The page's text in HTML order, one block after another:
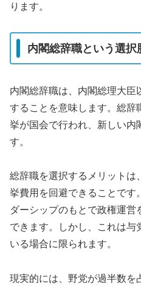
ります。
内閣総辞職という選択
内閣総辞職は、内閣総理大
することを意味します。総辞
挙が国会で行われ、新しい内
す。
総辞職を選択するメリットは
挙費用を回避できることです
ダーシップのもとで政権運営
できます。しかし、これは与
いる場合に限られます。
現実的には、野党が過半数を